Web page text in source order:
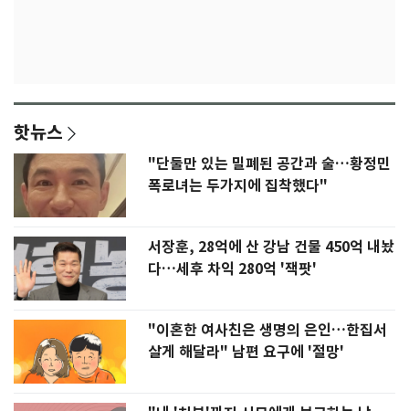
핫뉴스
"단둘만 있는 밀폐된 공간과 술…황정민
폭로녀는 두가지에 집착했다"
서장훈, 28억에 산 강남 건물 450억 내놨
다…세후 차익 280억 '잭팟'
"이혼한 여사친은 생명의 은인…한집서
살게 해달라" 남편 요구에 '절망'